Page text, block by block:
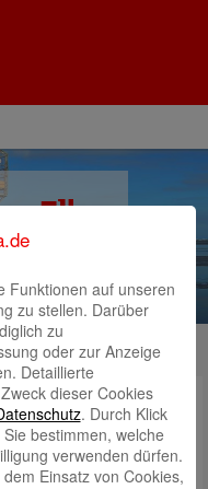
Elbe
Funktionen auf unseren
zu stellen. Darüber
zu
oder zur Anzeige
Detaillierte
dieser Cookies
. Durch Klick
bestimmen, welche
verwenden dürfen.
Einsatz von Cookies,